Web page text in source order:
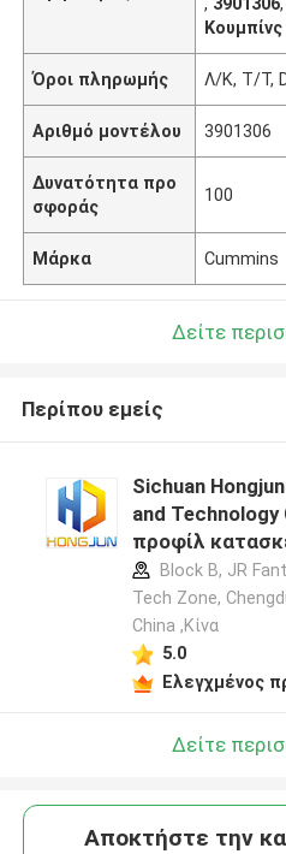
Όροι πληρωμής Λ/Κ, T/T,
Αριθμό μοντέλου 3901306
Δυνατότητα προ
σφοράς
100
Μάρκα Cummins
Δείτε
Περίπου εμείς
Sichuan
and Technology
προφίλ
Block B, JR
Tech Zone,
China ,Κίνα
5.0
Ελεγχμένος
Δείτε
Αποκτήστε την